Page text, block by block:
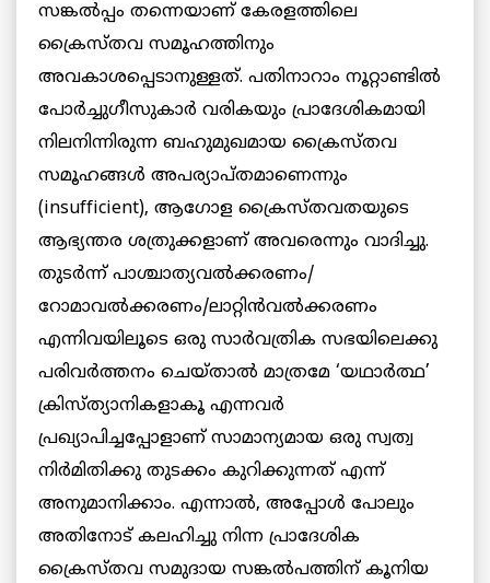
സങ്കൽപ്പം തന്നെയാണ് കേരളത്തിലെ
ക്രൈസ്തവ സമൂഹത്തിനും
അവകാശപ്പെടാനുള്ളത്. പതിനാറാം നൂറ്റാണ്ടിൽ
പോർച്ചുഗീസുകാർ വരികയും പ്രാദേശികമായി
നിലനിന്നിരുന്ന ബഹുമുഖമായ ക്രൈസ്തവ
സമൂഹങ്ങൾ അപര്യാപ്തമാണെന്നും
(insufficient), ആഗോള ക്രൈസ്തവതയുടെ
ആഭ്യന്തര ശത്രുക്കളാണ് അവരെന്നും വാദിച്ചു.
തുടർന്ന് പാശ്ചാത്യവൽക്കരണം/
റോമാവൽക്കരണം/ലാറ്റിൻവൽക്കരണം
എന്നിവയിലൂടെ ഒരു സാർവത്രിക സഭയിലെക്കു
പരിവർത്തനം ചെയ്താൽ മാത്രമേ ‘യഥാർത്ഥ’
ക്രിസ്ത്യാനികളാകൂ എന്നവർ
പ്രഖ്യാപിച്ചപ്പോളാണ് സാമാന്യമായ ഒരു സ്വത്വ
നിർമിതിക്കു തുടക്കം കുറിക്കുന്നത് എന്ന്
അനുമാനിക്കാം. എന്നാൽ, അപ്പോൾ പോലും
അതിനോട് കലഹിച്ചു നിന്ന പ്രാദേശിക
ക്രൈസ്തവ സമുദായ സങ്കൽപത്തിന് കൂനിയ